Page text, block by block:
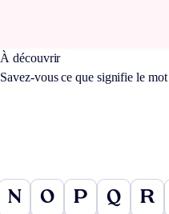
À découvrir
Savez-vous ce que signifie le mot
N O P Q R